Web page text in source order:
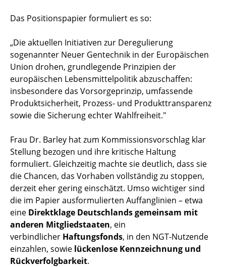
Das Positionspapier formuliert es so:
„Die aktuellen Initiativen zur Deregulierung
sogenannter Neuer Gentechnik in der Europäischen
Union drohen, grundlegende Prinzipien der
europäischen Lebensmittelpolitik abzuschaffen:
insbesondere das Vorsorgeprinzip, umfassende
Produktsicherheit, Prozess- und Produkttransparenz
sowie die Sicherung echter Wahlfreiheit."
Frau Dr. Barley hat zum Kommissionsvorschlag klar
Stellung bezogen und ihre kritische Haltung
formuliert. Gleichzeitig machte sie deutlich, dass sie
die Chancen, das Vorhaben vollständig zu stoppen,
derzeit eher gering einschätzt. Umso wichtiger sind
die im Papier ausformulierten Auffanglinien – etwa
eine Direktklage Deutschlands gemeinsam mit
anderen Mitgliedstaaten, ein
verbindlicher Haftungsfonds, in den NGT-Nutzende
einzahlen, sowie lückenlose Kennzeichnung und
Rückverfolgbarkeit.